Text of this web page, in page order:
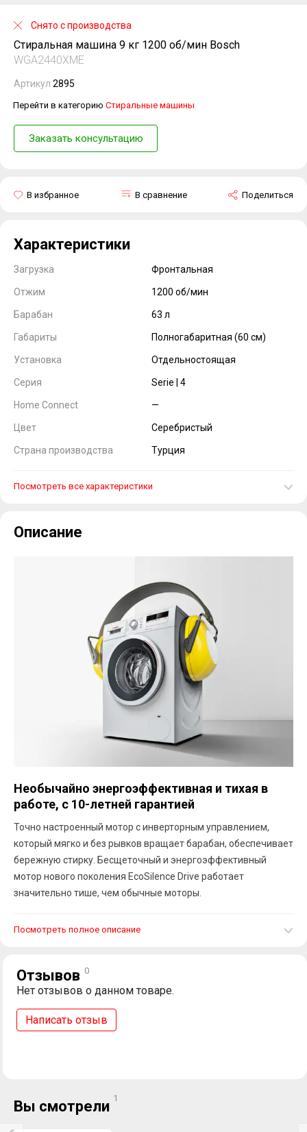
Стиральная машина 9 кг 1200 об/мин Bosch
WGA2440XME
Артикул 2895
Перейти в категорию Стиральные машины
Заказать консультацию
Поделиться
В сравнение
В избранное
Снято с производства
Характеристики
Загрузка Фронтальная
Отжим 1200 об/мин
Барабан 63 л
Габариты Полногабаритная (60 см)
Установка Отдельностоящая
Серия Serie | 4
Home Connect —
Цвет Серебристый
Страна производства Турция
Посмотреть все характеристики
Описание
Необычайно энергоэффективная и тихая в
работе, с 10-летней гарантией
Точно настроенный мотор с инверторным управлением,
который мягко и без рывков вращает барабан, обеспечивает
бережную стирку. Бесщеточный и энергоэффективный
мотор нового поколения EcoSilence Drive работает
значительно тише, чем обычные моторы.
Посмотреть полное описание
Отзывов 0
Нет отзывов о данном товаре.
Написать отзыв
Вы смотрели 1